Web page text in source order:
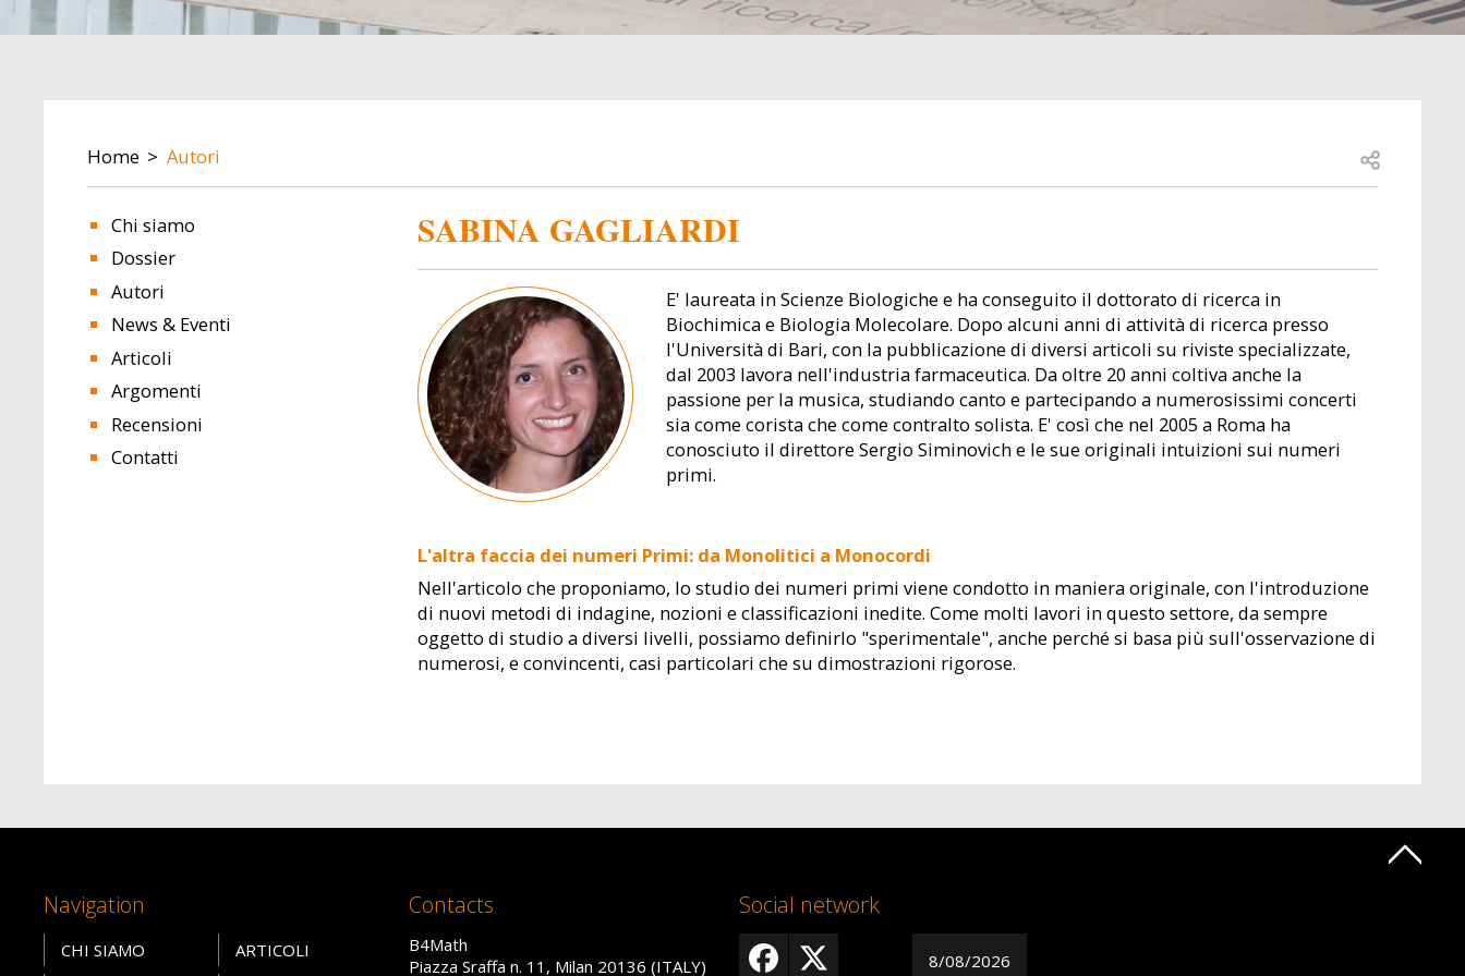
BREADCRUMB
Home Autori Open share
Chi siamo
Dossier
Autori
News & Eventi
Articoli
Argomenti
Recensioni
Contatti
SABINA GAGLIARDI
Image
E' laureata in Scienze Biologiche e ha conseguito il dottorato di ricerca in
Biochimica e Biologia Molecolare. Dopo alcuni anni di attività di ricerca presso
l'Università di Bari, con la pubblicazione di diversi articoli su riviste specializzate,
dal 2003 lavora nell'industria farmaceutica. Da oltre 20 anni coltiva anche la
passione per la musica, studiando canto e partecipando a numerosissimi concerti
sia come corista che come contralto solista. E' così che nel 2005 a Roma ha
conosciuto il direttore Sergio Siminovich e le sue originali intuizioni sui numeri
primi.
L'altra faccia dei numeri Primi: da Monolitici a Monocordi
Nell'articolo che proponiamo, lo studio dei numeri primi viene condotto in maniera originale, con l'introduzione
di nuovi metodi di indagine, nozioni e classificazioni inedite. Come molti lavori in questo settore, da sempre
oggetto di studio a diversi livelli, possiamo definirlo "sperimentale", anche perché si basa più sull'osservazione di
numerosi, e convincenti, casi particolari che su dimostrazioni rigorose.
Navigation
CHI SIAMO ARTICOLI
Contacts
B4Math
Piazza Sraffa n. 11, Milan 20136 (ITALY)
Social network
8/08/2026